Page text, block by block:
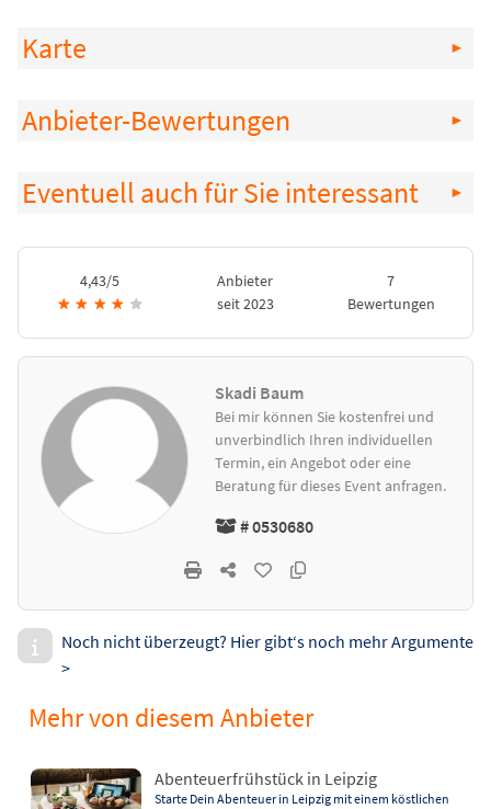
Karte
Anbieter-Bewertungen
Eventuell auch für Sie interessant
4,43/5
★ ★ ★ ★ ★
Anbieter
seit 2023
7
Bewertungen
Skadi Baum
Bei mir können Sie kostenfrei und
unverbindlich Ihren individuellen
Termin, ein Angebot oder eine
Beratung für dieses Event anfragen.
# 0530680
Noch nicht überzeugt? Hier gibt‘s noch mehr Argumente
>
Mehr von diesem Anbieter
Abenteuerfrühstück in Leipzig
Starte Dein Abenteuer in Leipzig mit einem köstlichen